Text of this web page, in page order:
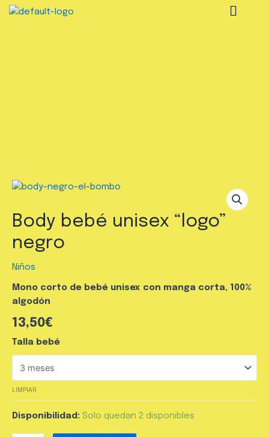
Body bebé unisex “logo”
negro
Niños
Mono corto de bebé unisex con manga corta, 100%
algodón
13,50€
Talla bebé
LIMPIAR
Disponibilidad: Solo quedan 2 disponibles